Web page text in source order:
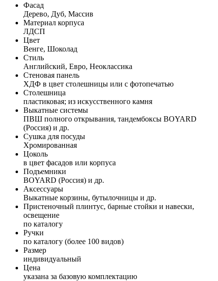
Фасад
Дерево, Дуб, Массив
Материал корпуса
ЛДСП
Цвет
Венге, Шоколад
Стиль
Английский, Евро, Неоклассика
Стеновая панель
ХДФ в цвет столешницы или с фотопечатью
Столешница
пластиковая; из искусственного камня
Выкатные системы
ПВШ полного открывания, тандембоксы BOYARD
(Россия) и др.
Сушка для посуды
Хромированная
Цоколь
в цвет фасадов или корпуса
Подъемники
BOYARD (Россия) и др.
Аксессуары
Выкатные корзины, бутылочницы и др.
Пристеночный плинтус, барные стойки и навески,
освещение
по каталогу
Ручки
по каталогу (более 100 видов)
Размер
индивидуальный
Цена
указана за базовую комплектацию